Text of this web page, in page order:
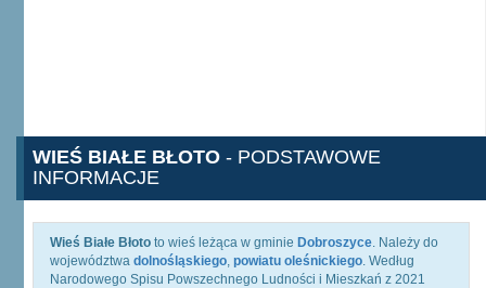
WIEŚ BIAŁE BŁOTO - PODSTAWOWE
INFORMACJE
Wieś Białe Błoto to wieś leżąca w gminie Dobroszyce. Należy do
województwa dolnośląskiego, powiatu oleśnickiego. Według
Narodowego Spisu Powszechnego Ludności i Mieszkań z 2021